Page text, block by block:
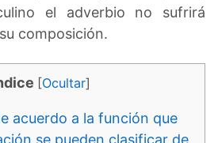
el adverbio no sufrirá
composición.
[Ocultar]
acuerdo a la función que
se pueden clasificar de